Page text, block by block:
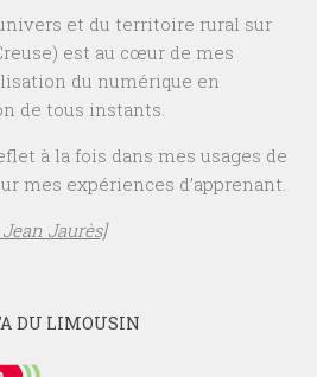
et du territoire rural sur
est au cœur de mes
du numérique en
de tous instants.
à la fois dans mes usages de
mes expériences d’apprenant.
Jaurès]
DU LIMOUSIN